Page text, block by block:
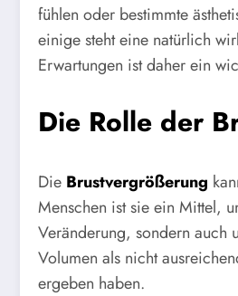
fühlen oder bestimmte
einige steht eine natürlich
Erwartungen ist daher ein
Die Rolle der
Die Brustvergrößerung
Menschen ist sie ein Mittel,
Veränderung, sondern auch
Volumen als nicht
ergeben haben.